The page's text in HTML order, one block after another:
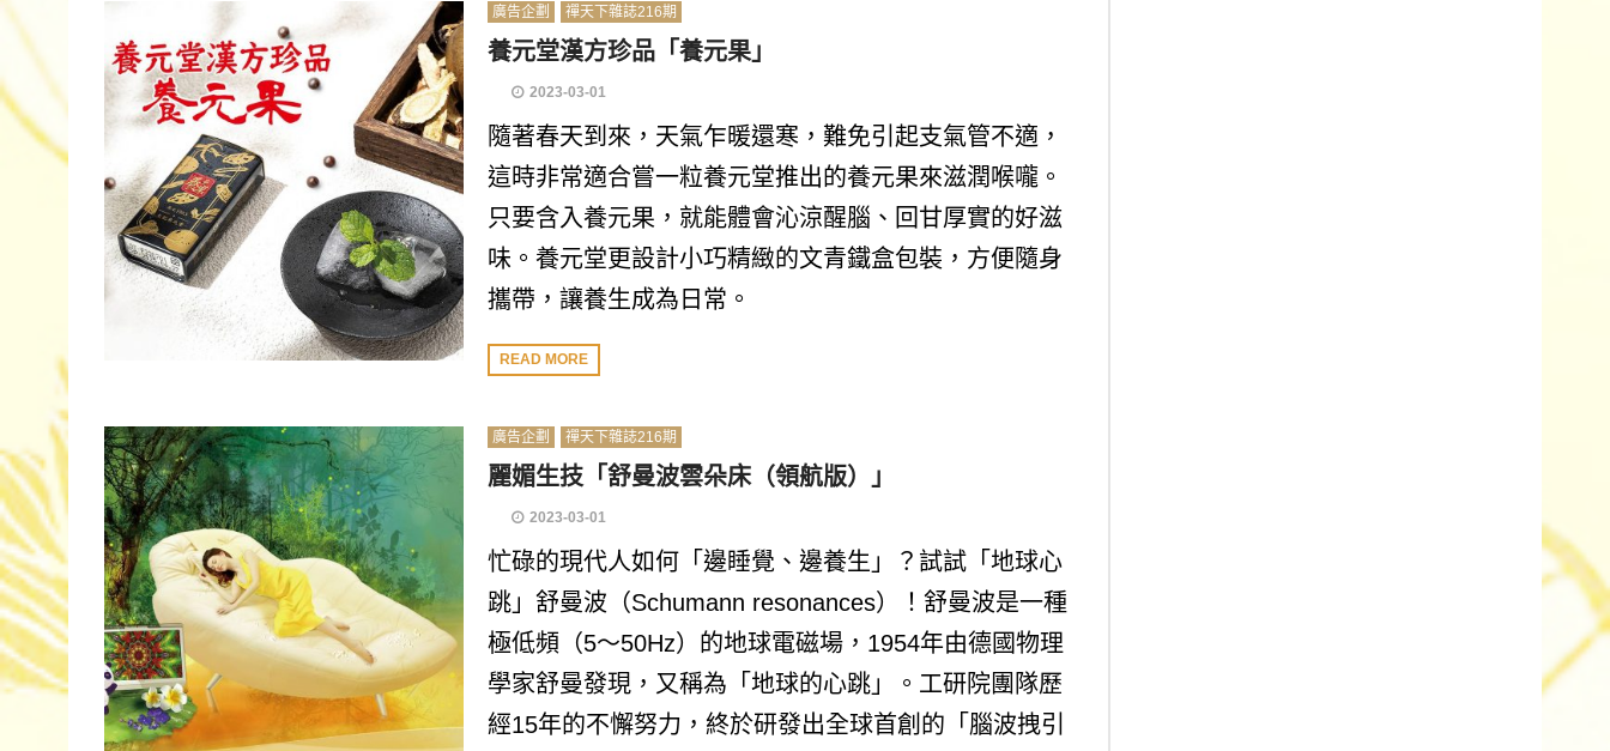
廣告企劃 禪天下雜誌216期
養元堂漢方珍品「養元果」
2023-03-01
隨著春天到來，天氣乍暖還寒，難免引起支氣管不適，
這時非常適合嘗一粒養元堂推出的養元果來滋潤喉嚨。
只要含入養元果，就能體會沁涼醒腦、回甘厚實的好滋
味。養元堂更設計小巧精緻的文青鐵盒包裝，方便隨身
攜帶，讓養生成為日常。
READ MORE
廣告企劃 禪天下雜誌216期
麗媚生技「舒曼波雲朵床（領航版）」
2023-03-01
忙碌的現代人如何「邊睡覺、邊養生」？試試「地球心
跳」舒曼波（Schumann resonances）！舒曼波是一種
極低頻（5～50Hz）的地球電磁場，1954年由德國物理
學家舒曼發現，又稱為「地球的心跳」。工研院團隊歷
經15年的不懈努力，終於研發出全球首創的「腦波拽引